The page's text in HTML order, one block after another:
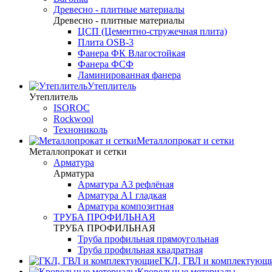
Древесно - плитные материалы
Древесно - плитные материалы
ЦСП (Цементно-стружечная плита)
Плита OSB-3
Фанера ФК Влагостойкая
Фанера ФСФ
Ламинированная фанера
Утеплитель
Утеплитель
ISOROC
Rockwool
Технониколь
Металлопрокат и сетки
Металлопрокат и сетки
Арматура
Арматура
Арматура А3 рефлёная
Арматура А1 гладкая
Арматура композитная
ТРУБА ПРОФИЛЬНАЯ
ТРУБА ПРОФИЛЬНАЯ
Труба профильная прямоугольная
Труба профильная квадратная
ГКЛ, ГВЛ и